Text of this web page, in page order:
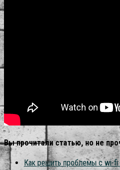
Вы прочитали статью, но не
Как решить проблемы с wi-